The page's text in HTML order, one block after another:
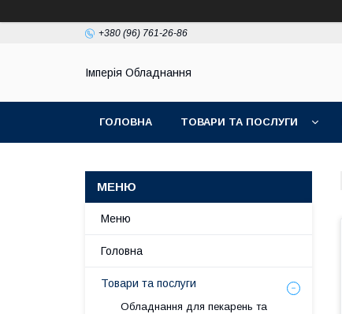
+380 (96) 761-26-86
Імперія Обладнання
ГОЛОВНА ТОВАРИ ТА ПОСЛУГИ
Меню
Головна
Товари та послуги
Обладнання для пекарень та